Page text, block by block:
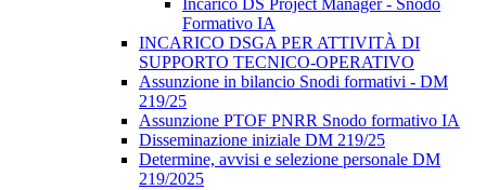
Incarico DS Project Manager - Snodo
Formativo IA
INCARICO DSGA PER ATTIVITÀ DI
SUPPORTO TECNICO-OPERATIVO
Assunzione in bilancio Snodi formativi - DM
219/25
Assunzione PTOF PNRR Snodo formativo IA
Disseminazione iniziale DM 219/25
Determine, avvisi e selezione personale DM
219/2025